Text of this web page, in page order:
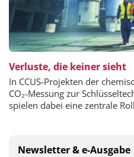
Verluste, die keiner sieht
In CCUS-Projekten der
CO₂-Messung zur
spielen dabei eine zentrale
Newsletter & e-Ausgabe